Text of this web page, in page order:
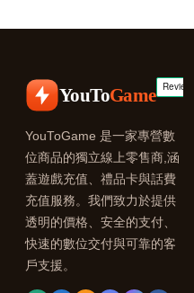
YouToGame
YouToGame 是一家專營數
位商品的獨立線上零售商,涵
蓋遊戲充值、禮品卡與話費
充值服務。我們致力於提供
透明的價格、安全的支付、
快速的數位交付與可靠的客
戶支援。